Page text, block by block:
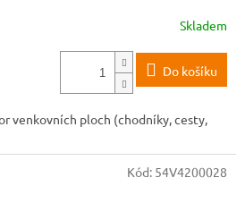
R
M
A
Skladem
Do košíku
venkovních ploch (chodníky, cesty,
Kód: 54V4200028